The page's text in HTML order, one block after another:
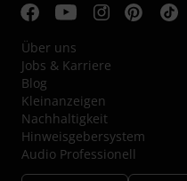
Über uns
Jobs & Karriere
Blog
Kleinanzeigen
Nachhaltigkeit
Hinweisgebersystem
Audio Professionell